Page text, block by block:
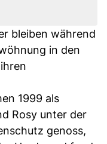
bleiben während
in den
1999 als
Rosy unter der
genoss,